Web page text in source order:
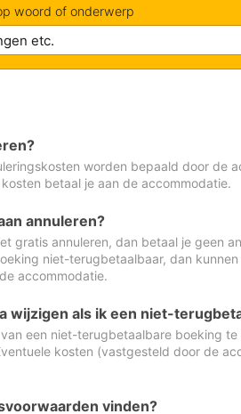
woord of onderwerp
worden bepaald door de
betaal je aan de accommodatie.
annuleren?
gratis annuleren, dan betaal je geen
niet-terugbetaalbaar, dan
accommodatie.
wijzigen als ik een niet-
een niet-terugbetaalbare boeking
kosten (vastgesteld door de
vinden?